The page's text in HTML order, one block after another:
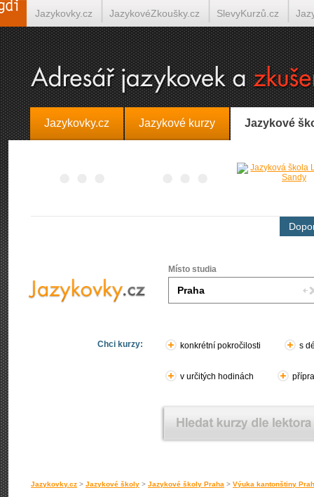
Jazykovky.cz Jazykové kurzy Jazykové
Místo studia
Chci kurzy: konkrétní pokročilosti s
v určitých hodinách
Jazykovky.cz > Jazykové školy > Jazykové školy Praha > Výuka kantonštiny
Jazykovky.cz JazykovéZkoušky.cz SlevyKurzů.cz
Španělština on-line Italština on-line Tlumočení-